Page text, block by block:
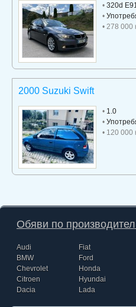
• 320d E91
•
• 278 000
2000 Suzuki Swift
• 1.0
•
• 120 000
Обяви по
Audi
BMW
Chevrolet
Citroen
Dacia
Fiat
Ford
Honda
Hyundai
Lada